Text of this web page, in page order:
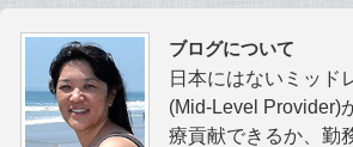
ブログについて
日本にはないミッド
(Mid-Level Provider)
療貢献できるか、勤